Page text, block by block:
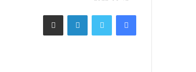
فيسبوك تويتر لينكدإن مشاركة عبر البريد